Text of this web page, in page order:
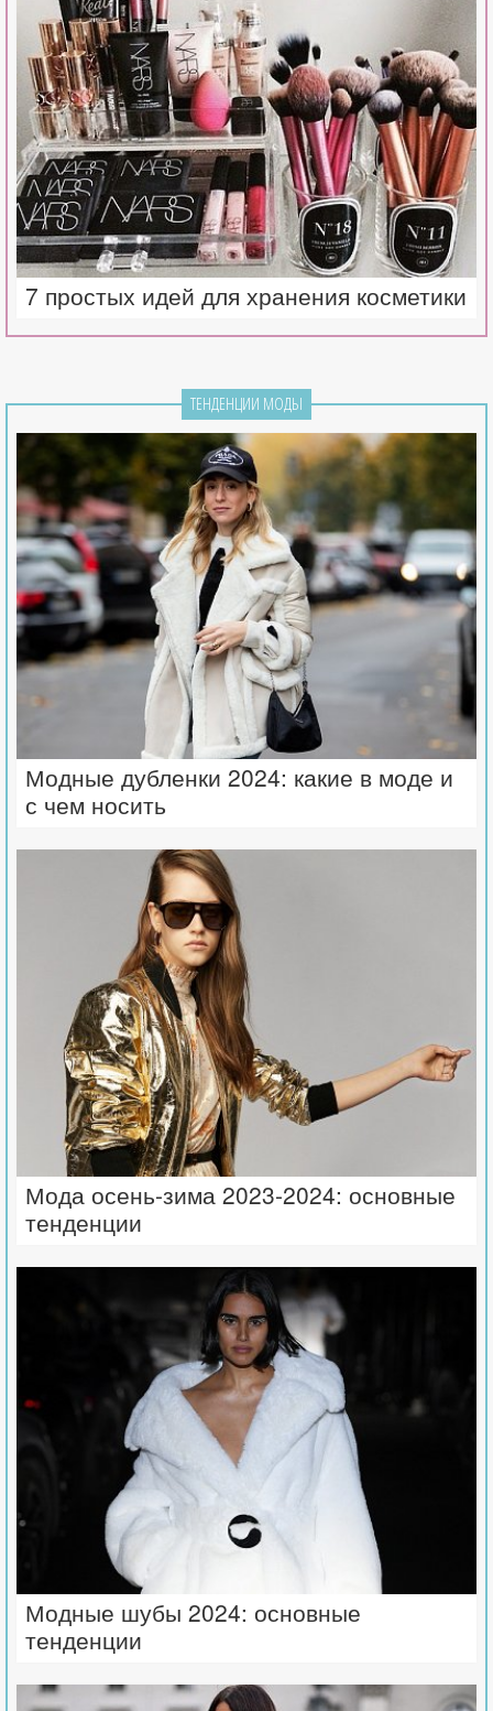
7 простых идей для хранения косметики
ТЕНДЕНЦИИ МОДЫ
Модные дубленки 2024: какие в моде и
с чем носить
Мода осень-зима 2023-2024: основные
тенденции
Модные шубы 2024: основные
тенденции